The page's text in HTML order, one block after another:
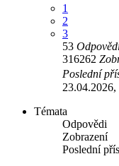
1
2
3
53
316262
Poslední
Témata
Odpovědi
Zobrazení
Poslední